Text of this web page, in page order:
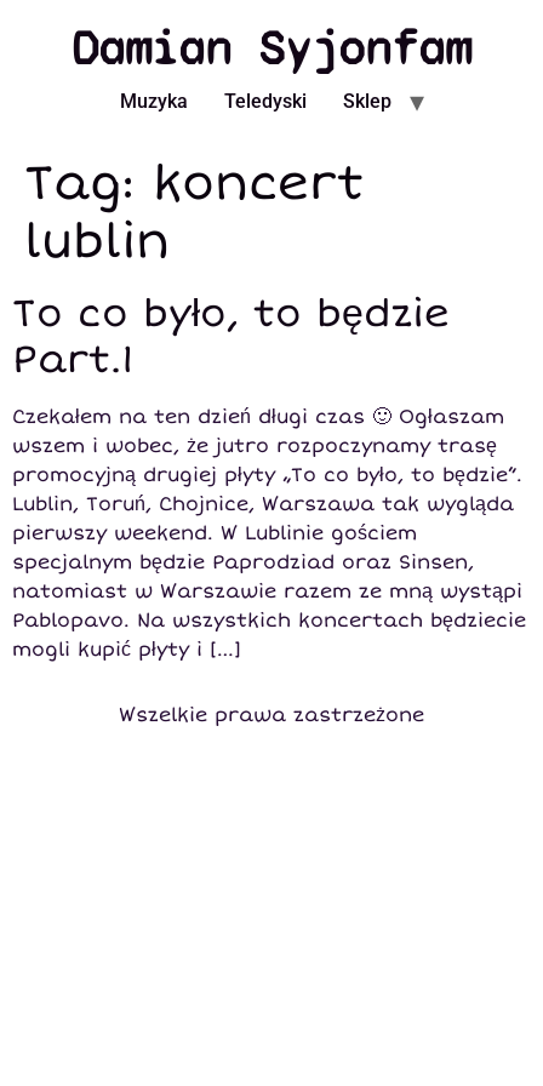
Damian Syjonfam
Muzyka Teledyski Sklep
Tag: koncert
lublin
To co było, to będzie
Part.1
Czekałem na ten dzień długi czas 🙂 Ogłaszam
wszem i wobec, że jutro rozpoczynamy trasę
promocyjną drugiej płyty „To co było, to będzie”.
Lublin, Toruń, Chojnice, Warszawa tak wygląda
pierwszy weekend. W Lublinie gościem
specjalnym będzie Paprodziad oraz Sinsen,
natomiast w Warszawie razem ze mną wystąpi
Pablopavo. Na wszystkich koncertach będziecie
mogli kupić płyty i […]
Wszelkie prawa zastrzeżone